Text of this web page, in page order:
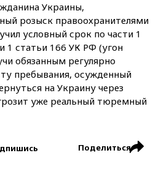
Украины,
розыск правоохранителями
условный срок по части 1
1 статьи 166 УК РФ (угон
обязанным регулярно
пребывания, осужденный
на Украину через
уже реальный тюремный
Поделиться